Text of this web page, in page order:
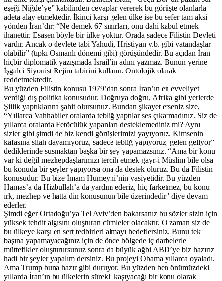
eşeği Niğde’ye” kabilinden cevaplar vererek bu görüşte olanlarla
adeta alay etmektedir. İkinci karşı gelen ülke ise bu sefer tam aksi
yönden İran’dır: “Ne demek 67 sınırları, onu dahi kabul etmek
ihanettir. Esasen böyle bir ülke yoktur. Orada sadece Filistin Devleti
vardır. Ancak o devlete tabi Yahudi, Hristiyan v.b. gibi vatandaşlar
olabilir” (tıpkı Osmanlı dönemi gibi) görüşündedir. Bu açıdan İran
hiçbir diplomatik yazışmada İsrail’in adını yazmaz. Bunun yerine
İşgalci Siyonist Rejim tabirini kullanır. Ontolojik olarak
reddetmektedir.
Bu yüzden Filistin konusu 1979’dan sonra İran’ın en evveliyet
verdiği dış politika konusudur. Doğruya doğru, Afrika gibi yerlerde
Şiilik yaptıklarına şahit olursunuz. Bundan şikayet etseniz size,
“Yıllarca Vahhabiler oralarda tebliğ yaptılar ses çıkarmadınız. Siz de
yıllarca oralarda Fetöcülük yapanları desteklemediniz mi? Aynı
sizler gibi şimdi de biz kendi görüşlerimizi yayıyoruz. Kimsenin
kafasına silah dayamıyoruz, sadece tebliğ yapıyoruz, gelen geliyor”
dediklerinde susmaktan başka bir şey yapamazsınız. “Ama bir konu
var ki değil mezhepdaşlarımızı tercih etmek gayr-i Müslim bile olsa
bu konuda bir şeyler yapıyorsa ona da destek oluruz. Bu da Filistin
konusudur. Bu bize İmam Humeyni’nin vasiyetidir. Bu yüzden
Hamas’a da Hizbullah’a da yardım ederiz, hiç farketmez, bu konu
ırk, mezhep ve hatta din konusunun bile üzerindedir” diye devam
ederler.
Şimdi eğer Ortadoğu’ya Tel Aviv’den bakarsanız bu sözler sizin için
yüksek tehdit algısını oluşturan cümleler olacaktır. O zaman siz de
bu ülkeye karşı en sert tedbirleri almayı hedeflersiniz. Bunu tek
başına yapamayacağınız için de önce bölgede iç darbelerle
müttefikler oluşturursunuz sonra da büyük ağbi ABD’ye biz hazırız
hadi bir şeyler yapalım dersiniz. Bu projeyi Obama yıllarca oyaladı.
Ama Trump buna hazır gibi duruyor. Bu yüzden ben önümüzdeki
yıllarda İran’ın bu ülkelerin sürekli kaşıyacağı bir konu olarak